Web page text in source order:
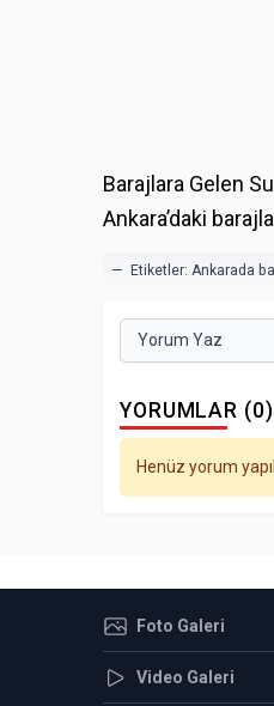
Barajlara Gelen
Ankara’daki
— Etiketler: Ankarada
Yorum Yaz
YORUMLAR (0)
Henüz yorum
Foto Galeri
Video Galeri